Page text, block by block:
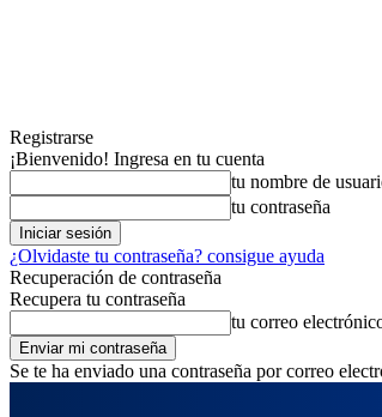
Registrarse
¡Bienvenido! Ingresa en tu cuenta
tu nombre de
tu contraseña
¿Olvidaste tu contraseña? consigue ayuda
Recuperación de contraseña
Recupera tu contraseña
tu correo
Se te ha enviado una contraseña por correo